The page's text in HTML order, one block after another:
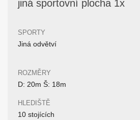
jiná sportovní plocha 1x
SPORTY
Jiná odvětví
ROZMĚRY
D: 20m Š: 18m
HLEDIŠTĚ
10 stojících